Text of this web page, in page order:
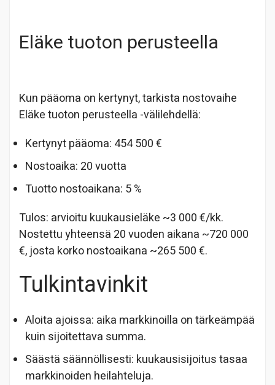
Eläke tuoton perusteella
Kun pääoma on kertynyt, tarkista nostovaihe
Eläke tuoton perusteella -välilehdellä:
Kertynyt pääoma: 454 500 €
Nostoaika: 20 vuotta
Tuotto nostoaikana: 5 %
Tulos: arvioitu kuukausieläke ~3 000 €/kk.
Nostettu yhteensä 20 vuoden aikana ~720 000
€, josta korko nostoaikana ~265 500 €.
Tulkintavinkit
Aloita ajoissa: aika markkinoilla on tärkeämpää
kuin sijoitettava summa.
Säästä säännöllisesti: kuukausisijoitus tasaa
markkinoiden heilahteluja.